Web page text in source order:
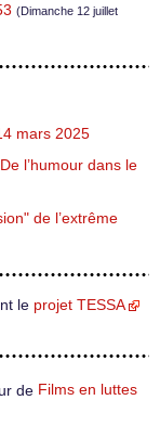
(Dimanche 12 juillet
mars 2025
l’humour dans le
de l’extrême
le projet TESSA
de Films en luttes